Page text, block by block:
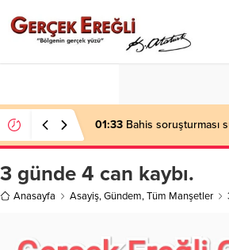
01:33 Bahis soruşturması
3 günde 4 can kaybı.
Anasayfa Asayiş,Gündem,Tüm Manşetler